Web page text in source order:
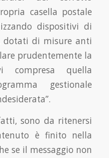
casella postale
dispositivi di
dotati di misure anti
prudentemente la
quella
gestionale
sono da ritenersi
è finito nella
se il messaggio non